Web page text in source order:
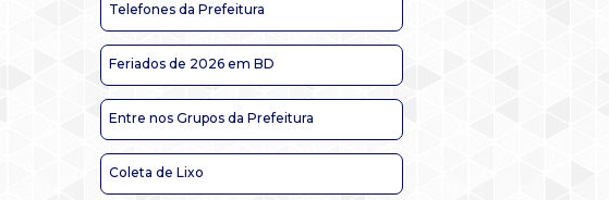
Telefones da Prefeitura
Feriados de 2026 em BD
Entre nos Grupos da Prefeitura
Coleta de Lixo